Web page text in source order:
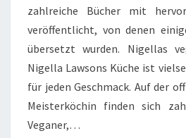
zahlreiche Bücher mit
veröffentlicht, von denen
übersetzt wurden. Nigellas
Nigella Lawsons Küche ist
für jeden Geschmack. Auf der
Meisterköchin finden sich
Veganer,…